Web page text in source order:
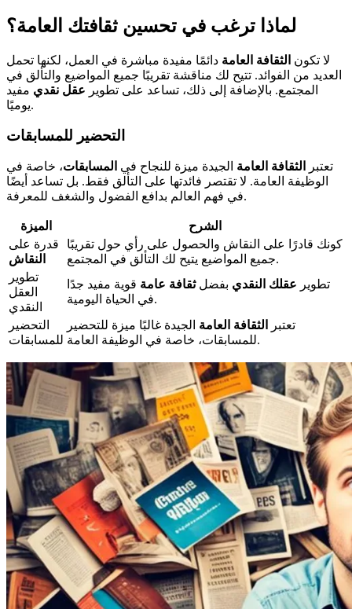
لماذا ترغب في تحسين ثقافتك العامة؟
لا تكون الثقافة العامة دائمًا مفيدة مباشرة في العمل، لكنها تحمل
العديد من الفوائد. تتيح لك مناقشة تقريبًا جميع المواضيع والتألق في
المجتمع. بالإضافة إلى ذلك، تساعد على تطوير عقل نقدي مفيد
يوميًا.
التحضير للمسابقات
تعتبر الثقافة العامة الجيدة ميزة للنجاح في المسابقات، خاصة في
الوظيفة العامة. لا تقتصر فائدتها على التألق فقط. بل تساعد أيضًا
في فهم العالم بدافع الفضول والشغف للمعرفة.
الميزة
الشرح
قدرة على
النقاش
كونك قادرًا على النقاش والحصول على رأي حول تقريبًا
جميع المواضيع يتيح لك التألق في المجتمع.
تطوير
العقل
النقدي
تطوير عقلك النقدي بفضلثقافة عامة قوية مفيد جدًا
في الحياة اليومية.
التحضير
للمسابقات
تعتبر الثقافة العامة الجيدة غالبًا ميزة للتحضير
للمسابقات، خاصة في الوظيفة العامة.